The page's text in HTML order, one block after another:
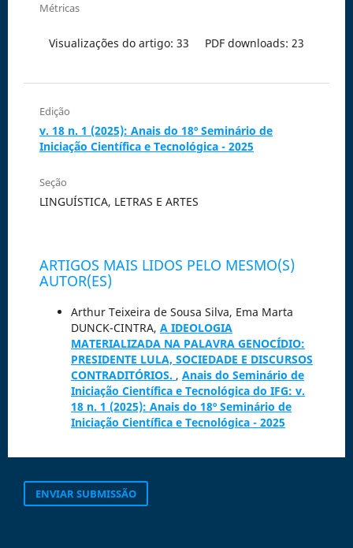
Métricas
Visualizações do artigo: 33 PDF downloads: 23
Edição
v. 18 n. 1 (2025): Anais do 18º Seminário de
Iniciação Científica e Tecnológica - 2025
Seção
LINGUÍSTICA, LETRAS E ARTES
ARTIGOS MAIS LIDOS PELO MESMO(S)
AUTOR(ES)
Arthur Teixeira de Sousa Silva, Ema Marta
DUNCK-CINTRA, A IDEOLOGIA
MATERIALIZADA NA PALAVRA GENOCÍDIO:
PRESIDENTE LULA, SOCIEDADE E DISCURSOS
CONTRADITÓRIOS. , Anais do Seminário de
Iniciação Científica e Tecnológica do IFG: v.
18 n. 1 (2025): Anais do 18º Seminário de
Iniciação Científica e Tecnológica - 2025
ENVIAR SUBMISSÃO